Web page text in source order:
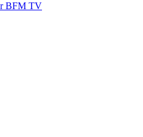
BFM TV